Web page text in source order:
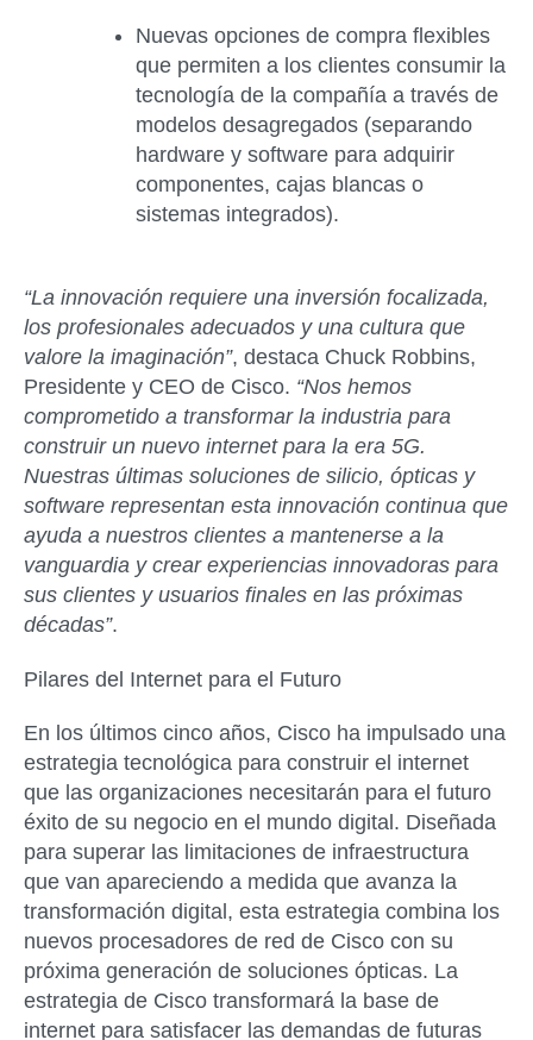
Nuevas opciones de compra flexibles
que permiten a los clientes consumir la
tecnología de la compañía a través de
modelos desagregados (separando
hardware y software para adquirir
componentes, cajas blancas o
sistemas integrados).
“La innovación requiere una inversión focalizada,
los profesionales adecuados y una cultura que
valore la imaginación”, destaca Chuck Robbins,
Presidente y CEO de Cisco. “Nos hemos
comprometido a transformar la industria para
construir un nuevo internet para la era 5G.
Nuestras últimas soluciones de silicio, ópticas y
software representan esta innovación continua que
ayuda a nuestros clientes a mantenerse a la
vanguardia y crear experiencias innovadoras para
sus clientes y usuarios finales en las próximas
décadas”.
Pilares del Internet para el Futuro
En los últimos cinco años, Cisco ha impulsado una
estrategia tecnológica para construir el internet
que las organizaciones necesitarán para el futuro
éxito de su negocio en el mundo digital. Diseñada
para superar las limitaciones de infraestructura
que van apareciendo a medida que avanza la
transformación digital, esta estrategia combina los
nuevos procesadores de red de Cisco con su
próxima generación de soluciones ópticas. La
estrategia de Cisco transformará la base de
internet para satisfacer las demandas de futuras